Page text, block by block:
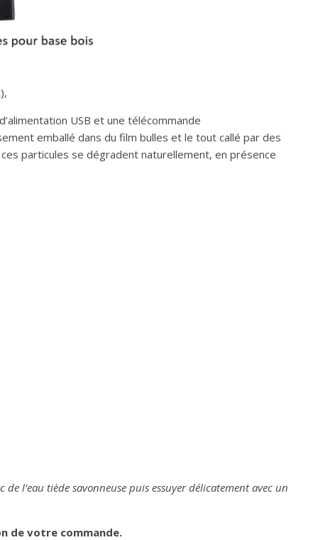
USB et une télécommande
emballé dans du film bulles et le tout callé par des
particules se dégradent naturellement, en présence
l’eau tiède savonneuse puis essuyer délicatement avec un
de votre commande.